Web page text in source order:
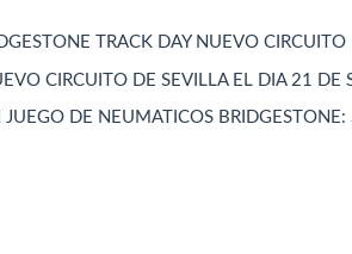
TRACK DAY NUEVO CIRCUITO
CIRCUITO DE SEVILLA EL DIA 21 DE
DE NEUMATICOS